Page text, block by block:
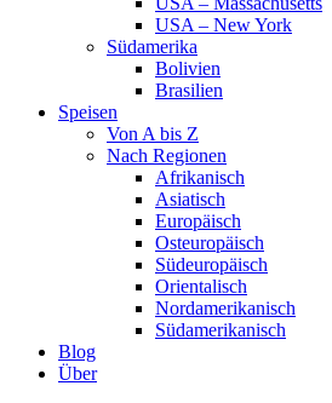
USA – New York
Südamerika
Bolivien
Brasilien
Speisen
Von A bis Z
Nach Regionen
Afrikanisch
Asiatisch
Europäisch
Osteuropäisch
Südeuropäisch
Orientalisch
Nordamerikanisch
Südamerikanisch
Blog
Über